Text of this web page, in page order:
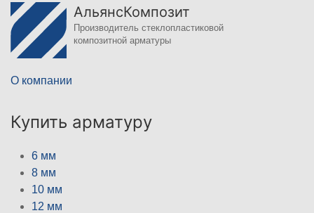
АльянсКомпозит
Производитель стеклопластиковой
композитной арматуры
О компании
Купить арматуру
6 мм
8 мм
10 мм
12 мм